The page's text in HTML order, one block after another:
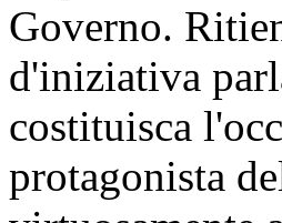
Governo.
d'iniziativa
costituisca
protagonista